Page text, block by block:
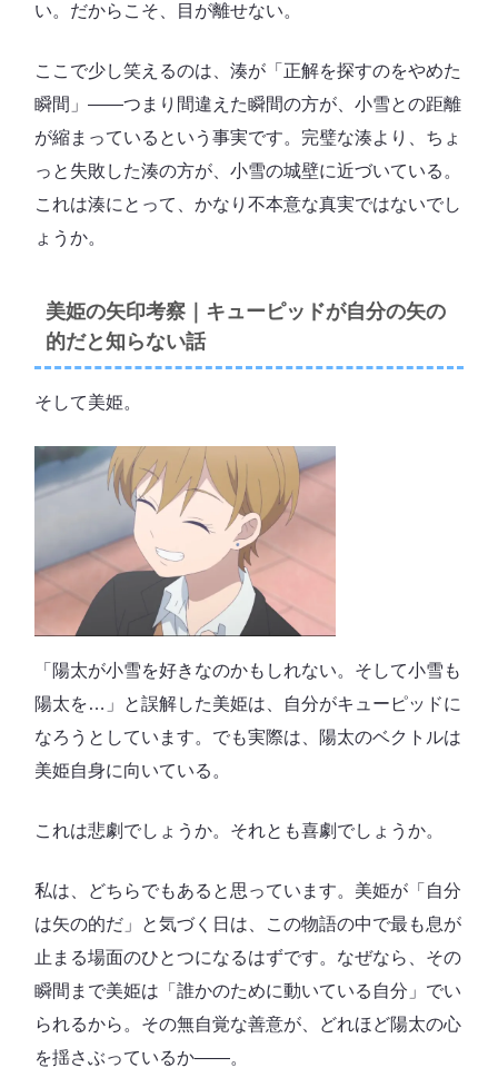
い。だからこそ、目が離せない。
ここで少し笑えるのは、湊が「正解を探すのをやめた
瞬間」――つまり間違えた瞬間の方が、小雪との距離
が縮まっているという事実です。完璧な湊より、ちょ
っと失敗した湊の方が、小雪の城壁に近づいている。
これは湊にとって、かなり不本意な真実ではないでし
ょうか。
美姫の矢印考察｜キューピッドが自分の矢の
的だと知らない話
そして美姫。
「陽太が小雪を好きなのかもしれない。そして小雪も
陽太を…」と誤解した美姫は、自分がキューピッドに
なろうとしています。でも実際は、陽太のベクトルは
美姫自身に向いている。
これは悲劇でしょうか。それとも喜劇でしょうか。
私は、どちらでもあると思っています。美姫が「自分
は矢の的だ」と気づく日は、この物語の中で最も息が
止まる場面のひとつになるはずです。なぜなら、その
瞬間まで美姫は「誰かのために動いている自分」でい
られるから。その無自覚な善意が、どれほど陽太の心
を揺さぶっているか――。